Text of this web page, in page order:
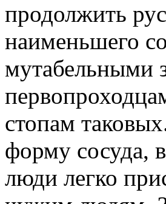
продолжить
наименьшего
мутабельными
стопам
форму сосуда,
люди легко